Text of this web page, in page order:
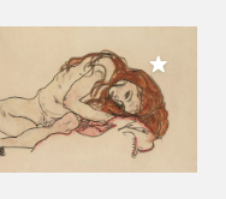
hinzufügen
Meiner